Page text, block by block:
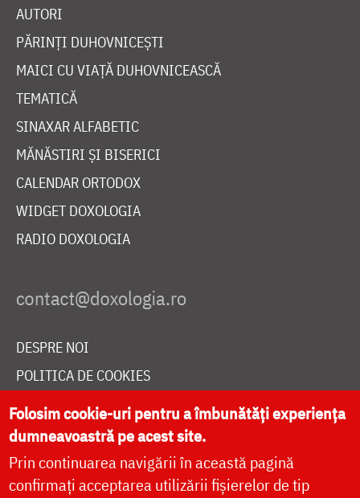
AUTORI
PĂRINȚI DUHOVNICEȘTI
MAICI CU VIAȚĂ DUHOVNICEASCĂ
TEMATICĂ
SINAXAR ALFABETIC
MĂNĂSTIRI ȘI BISERICI
CALENDAR ORTODOX
WIDGET DOXOLOGIA
RADIO DOXOLOGIA
DESPRE NOI
POLITICA DE COOKIES
DONEAZĂ ONLINE PENTRU CATEDRALA NAȚIONALĂ
LIVE
Folosim cookie-uri pentru a îmbunătăți experiența
dumneavoastră pe acest site.
Prin continuarea navigării în această pagină
confirmați acceptarea utilizării fișierelor de tip